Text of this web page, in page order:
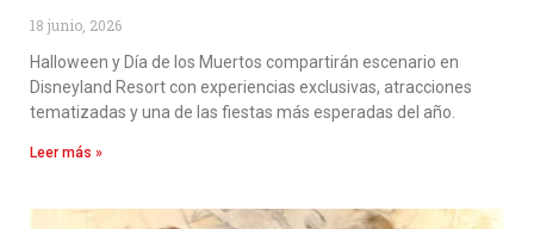
18 junio, 2026
Halloween y Día de los Muertos compartirán escenario en
Disneyland Resort con experiencias exclusivas, atracciones
tematizadas y una de las fiestas más esperadas del año.
Leer más »